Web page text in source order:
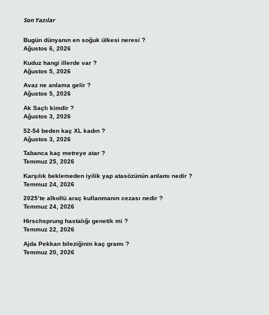
Son Yazılar
Bugün dünyanın en soğuk ülkesi neresi ?
Ağustos 6, 2026
Kuduz hangi illerde var ?
Ağustos 5, 2026
Avaz ne anlama gelir ?
Ağustos 5, 2026
Ak Saçlı kimdir ?
Ağustos 3, 2026
52-54 beden kaç XL kadın ?
Ağustos 3, 2026
Tabanca kaç metreye atar ?
Temmuz 25, 2026
Karşılık beklemeden iyilik yap atasözünün anlamı nedir ?
Temmuz 24, 2026
2025’te alkollü araç kullanmanın cezası nedir ?
Temmuz 24, 2026
Hirschsprung hastalığı genetik mi ?
Temmuz 22, 2026
Ajda Pekkan bileziğinin kaç gramı ?
Temmuz 20, 2026